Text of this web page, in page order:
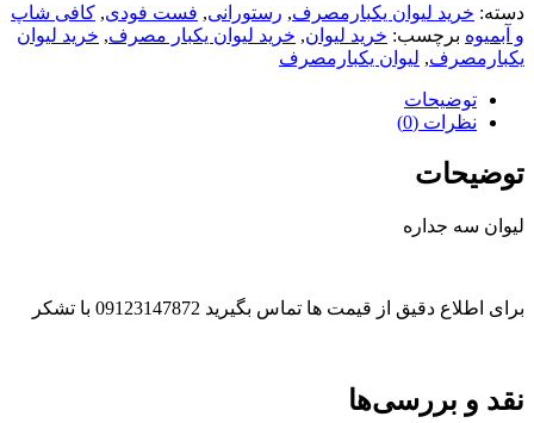
دسته: خرید لیوان یکبارمصرف, رستورانی, فست فودی, کافی شاپ
و آبمیوه برچسب: خرید لیوان, خرید لیوان یکبار مصرف, خرید لیوان
یکبارمصرف, لیوان یکبارمصرف
توضیحات
نظرات (0)
توضیحات
لیوان سه جداره
برای اطلاع دقیق از قیمت ها تماس بگیرید 09123147872 با تشکر
نقد و بررسی‌ها